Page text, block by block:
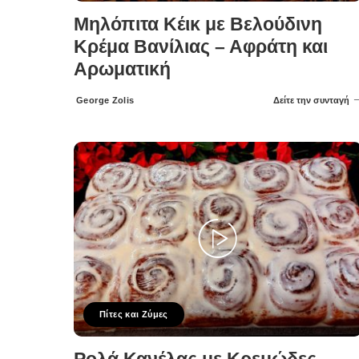
Μηλόπιτα Κέικ με Βελούδινη
Κρέμα Βανίλιας – Αφράτη και
Αρωματική
Posted
George Zolis Δείτε την συνταγή
Πίτες και Ζύμες